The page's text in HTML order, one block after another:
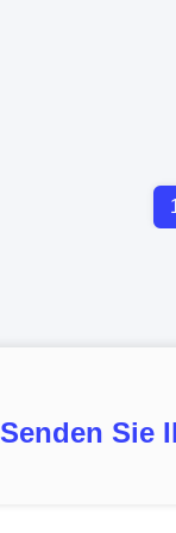
Senden Sie